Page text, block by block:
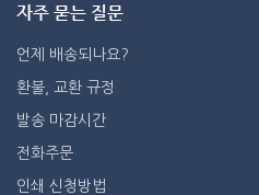
자주 묻는 질문
언제 배송되나요?
환불, 교환 규정
발송 마감시간
전화주문
인쇄 신청방법